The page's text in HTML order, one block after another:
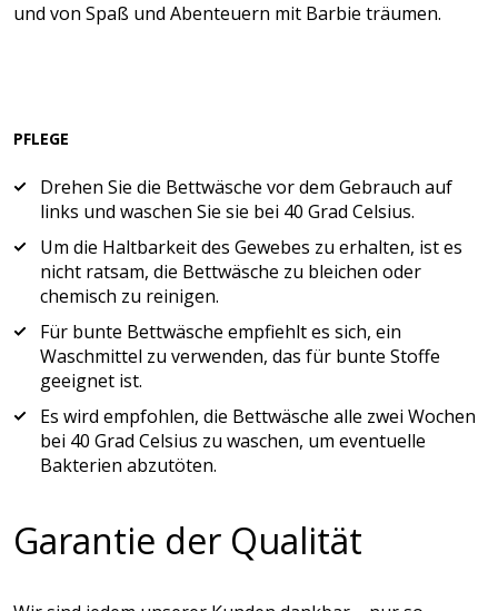
und von Spaß und Abenteuern mit Barbie träumen.
PFLEGE
Drehen Sie die Bettwäsche vor dem Gebrauch auf
links und waschen Sie sie bei 40 Grad Celsius.
Um die Haltbarkeit des Gewebes zu erhalten, ist es
nicht ratsam, die Bettwäsche zu bleichen oder
chemisch zu reinigen.
Für bunte Bettwäsche empfiehlt es sich, ein
Waschmittel zu verwenden, das für bunte Stoffe
geeignet ist.
Es wird empfohlen, die Bettwäsche alle zwei Wochen
bei 40 Grad Celsius zu waschen, um eventuelle
Bakterien abzutöten.
Garantie der Qualität